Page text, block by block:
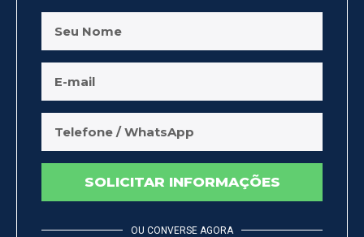
SOLICITAR INFORMAÇÕES
OU CONVERSE AGORA